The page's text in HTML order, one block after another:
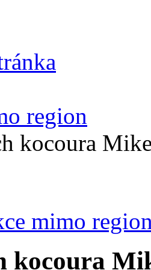
region
kocoura
mimo
kocoura